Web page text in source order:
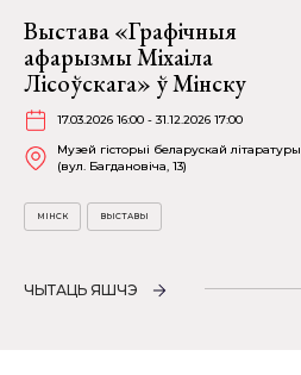
Выстава «Графічныя
афарызмы Міхаіла
Лісоўскага» ў Мінску
17.03.2026 16:00 - 31.12.2026 17:00
Музей гісторыі беларускай літаратуры
(вул. Багдановіча, 13)
МІНСК ВЫСТАВЫ
ЧЫТАЦЬ ЯШЧЭ